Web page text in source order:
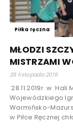
Piłka ręczna
MŁODZI
MISTRZAMI
28 listopada 2019
28.11.2019r. w Hali
Wojewódzkiego
Warmińsko-
w Piłce Ręcznej